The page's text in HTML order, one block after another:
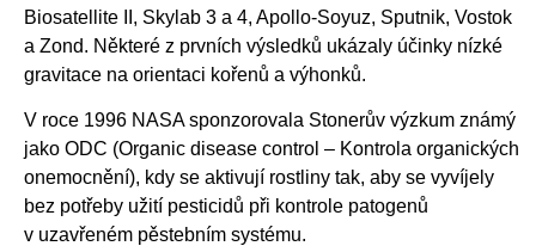
Biosatellite II, Skylab 3 a 4, Apollo-Soyuz, Sputnik, Vostok
a Zond. Některé z prvních výsledků ukázaly účinky nízké
gravitace na orientaci kořenů a výhonků.
V roce 1996 NASA sponzorovala Stonerův výzkum známý
jako ODC (Organic disease control – Kontrola organických
onemocnění), kdy se aktivují rostliny tak, aby se vyvíjely
bez potřeby užití pesticidů při kontrole patogenů
v uzavřeném pěstebním systému.